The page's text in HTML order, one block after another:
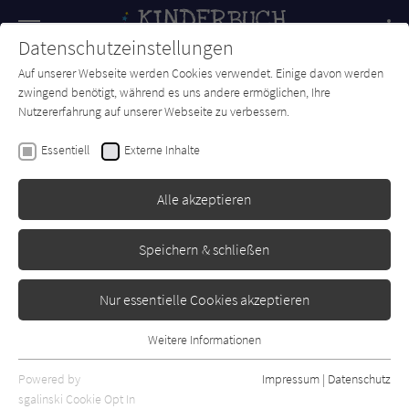
SUCHE Forum Charts Newsletter
Judith Auer
Ein Stück Käse
Erschienen: Januar 2020
Datenschutzeinstellungen
Auf unserer Webseite werden Cookies verwendet. Einige davon werden
zwingend benötigt, während es uns andere ermöglichen, Ihre
Nutzererfahrung auf unserer Webseite zu verbessern.
Essentiell Externe Inhalte
Alle akzeptieren
Speichern & schließen
Nur essentielle Cookies akzeptieren
Essentielle Cookies werden für grundlegende Funktionen der
Webseite benötigt. Dadurch ist gewährleistet, dass die Webseite
Weitere Informationen
Powered by
sgalinski Cookie Opt In
Impressum | Datenschutz